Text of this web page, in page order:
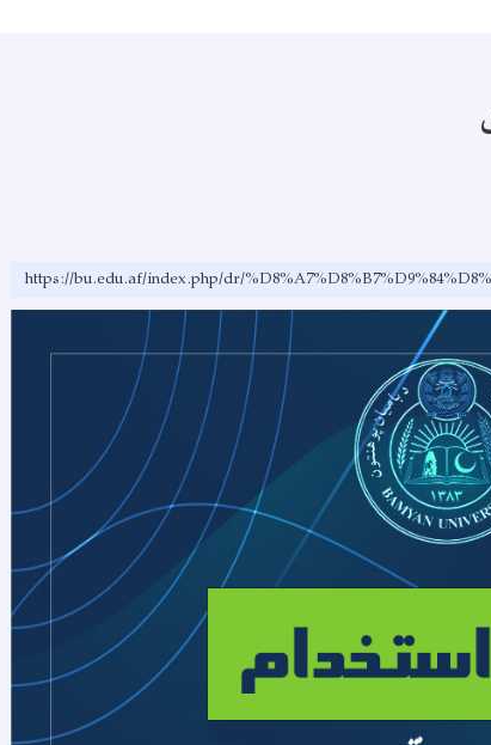
https://bu.edu.af/index.php/dr/